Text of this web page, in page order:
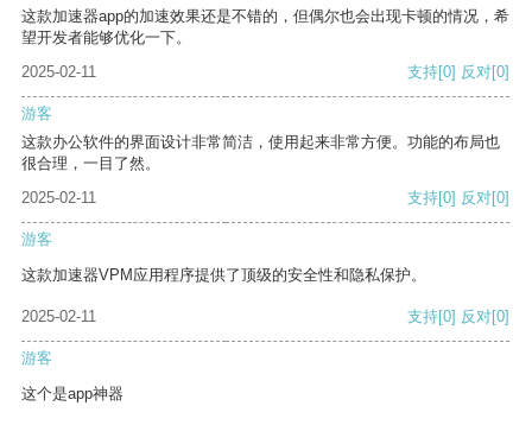
这款加速器app的加速效果还是不错的，但偶尔也会出现卡顿的情况，希
望开发者能够优化一下。
2025-02-11
支持[0] 反对[0]
游客
这款办公软件的界面设计非常简洁，使用起来非常方便。功能的布局也
很合理，一目了然。
2025-02-11
支持[0] 反对[0]
游客
这款加速器VPM应用程序提供了顶级的安全性和隐私保护。
2025-02-11 支持[0] 反对[0]
游客
这个是app神器